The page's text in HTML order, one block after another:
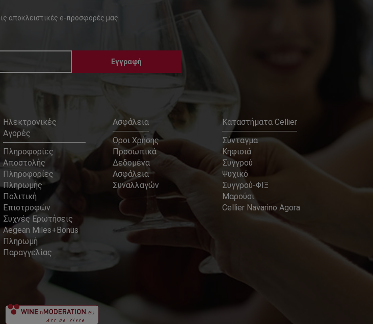
αποκλειστικές e-προσφορές μας
Εγγραφή
Ηλεκτρονικές
Αγορές
Πληροφορίες
Αποστολής
Πληροφορίες
Πληρωμής
Πολιτική
Επιστροφών
Συχνές Ερωτήσεις
Aegean Miles+Bonus
Πληρωμή
Παραγγελίας
Ασφάλεια
Οροι Χρήσης
Προσωπικά
Δεδομένα
Ασφάλεια
Συναλλαγών
Καταστήματα Cellier
Σύνταγμα
Κηφισιά
Συγγρού
Ψυχικό
Συγγρού-ΦΙΞ
Μαρούσι
Cellier Navarino Agora